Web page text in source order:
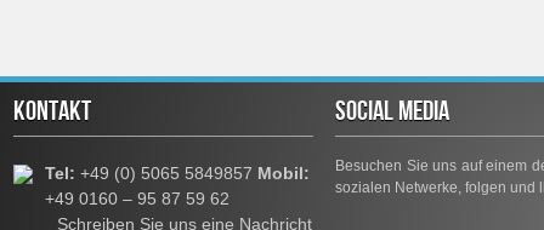
KONTAKT
Tel: +49 (0) 5065 5849857 Mobil:
+49 0160 – 95 87 59 62
Schreiben Sie uns eine Nachricht
SOCIAL MEDIA
Besuchen Sie uns auf einem
sozialen Netwerke, folgen und